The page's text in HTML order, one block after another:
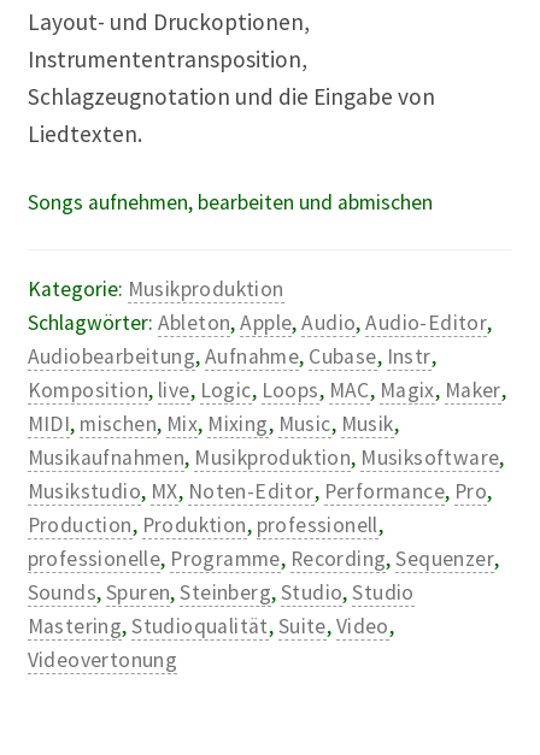
Layout- und Druckoptionen,
Instrumententransposition,
Schlagzeugnotation und die Eingabe von
Liedtexten.
Songs aufnehmen, bearbeiten und abmischen
Kategorie: Musikproduktion
Schlagwörter: Ableton,Apple,Audio,Audio-Editor,
Audiobearbeitung,Aufnahme, Cubase, Instr,
Komposition, live, Logic, Loops, MAC, Magix, Maker,
MIDI, mischen, Mix, Mixing, Music, Musik,
Musikaufnahmen, Musikproduktion, Musiksoftware,
Musikstudio, MX, Noten-Editor, Performance, Pro,
Production, Produktion, professionell,
professionelle, Programme, Recording,Sequenzer,
Sounds,Spuren,Steinberg,Studio,Studio
Mastering,Studioqualität,Suite,Video,
Videovertonung